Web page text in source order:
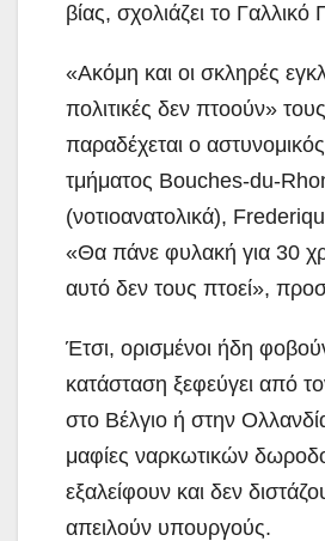
βίας, σχολιάζει το Γαλλικό
«Ακόμη και οι σκληρές
πολιτικές δεν πτοούν»
παραδέχεται ο
τμήματος Bouches-du-
(νοτιοανατολικά),
«Θα πάνε φυλακή για 30
αυτό δεν τους πτοεί»,
Έτσι, ορισμένοι ήδη
κατάσταση ξεφεύγει από
στο Βέλγιο ή στην
μαφίες ναρκωτικών
εξαλείφουν και δεν
απειλούν υπουργούς.